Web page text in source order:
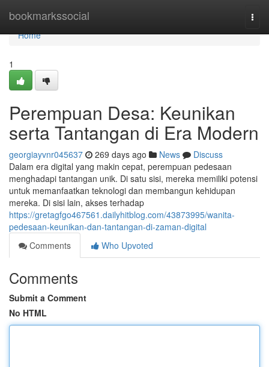
bookmarkssocial
Home
Home
1
Perempuan Desa: Keunikan
serta Tantangan di Era Modern
georgiayvnr045637 269 days ago News
Discuss
Dalam era digital yang makin cepat, perempuan pedesaan
menghadapi tantangan unik. Di satu sisi, mereka memiliki potensi
untuk memanfaatkan teknologi dan membangun kehidupan
mereka. Di sisi lain, akses terhadap
https://gretagfgo467561.dailyhitblog.com/43873995/wanita-
pedesaan-keunikan-dan-tantangan-di-zaman-digital
Comments
Who Upvoted
Comments
Submit a Comment
No HTML